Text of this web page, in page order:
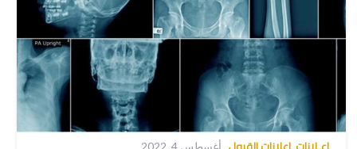
, أغسطس 4, 2022